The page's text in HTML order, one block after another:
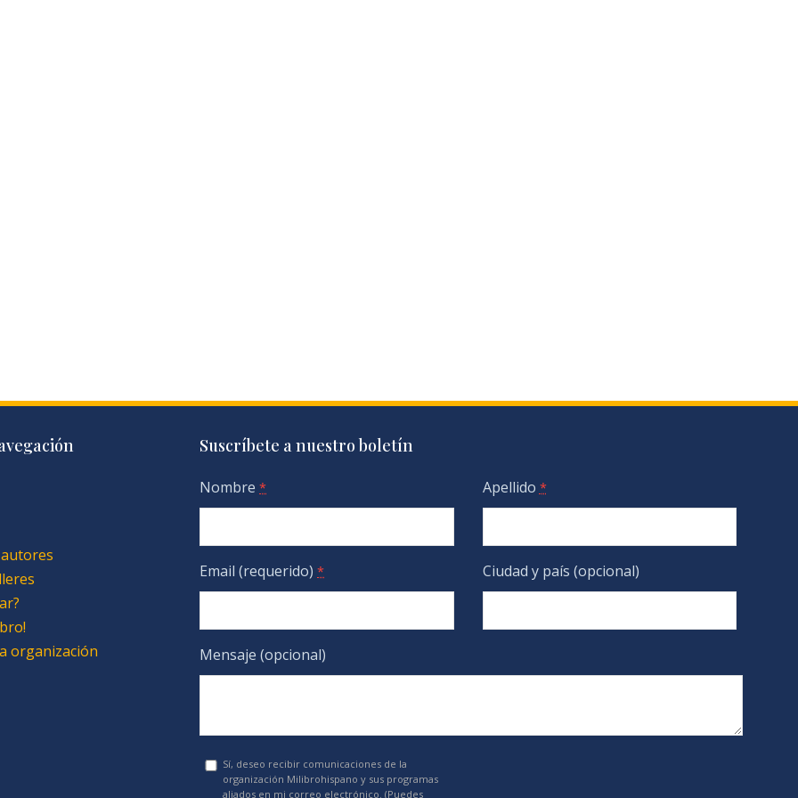
organización
Suscríbete a nuestro boletín
Nombre * Apellido *
Email (requerido) * Ciudad y país (opcional)
Mensaje (opcional)
Sí, deseo recibir comunicaciones de la
organización Milibrohispano y sus programas
aliados en mi correo electrónico. (Puedes